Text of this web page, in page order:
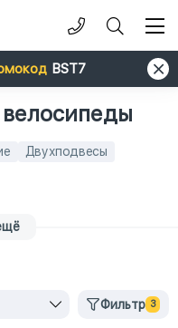
BST7
Двухподвесы
Фильтр 3